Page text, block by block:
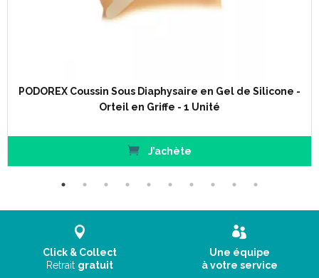
Epaisseurs standards du 3 au 20 mm .
4 mm.
6 mm.
18 mm.
20 mm.
PODOREX Coussin Sous Diaphysaire en Gel de Silicone -
Orteil en Griffe - 1 Unité
J’achète
Click & Collect
Retrait gratuit
Une équipe
à votre service